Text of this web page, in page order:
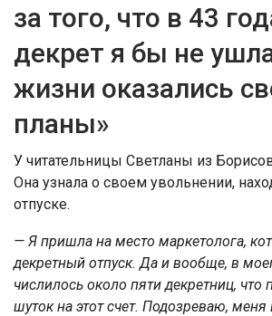
за того, что в 43
декрет я бы не
жизни оказались
планы»
У читательницы Светланы из
Она узнала о своем увольнении,
отпуске.
— Я пришла на место маркетолога,
декретный отпуск. Да и вообще, в
числилось около пяти декретниц,
шуток на этот счет. Подозреваю, меня